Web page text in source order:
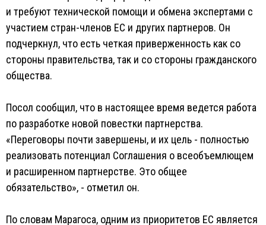
и требуют технической помощи и обмена экспертами с
участием стран-членов ЕС и других партнеров. Он
подчеркнул, что есть четкая приверженность как со
стороны правительства, так и со стороны гражданского
общества.
Посол сообщил, что в настоящее время ведется работа
по разработке новой повестки партнерства.
«Переговоры почти завершены, и их цель - полностью
реализовать потенциал Соглашения о всеобъемлющем
и расширенном партнерстве. Это общее
обязательство», - отметил он.
По словам Марагоса, одним из приоритетов ЕС является